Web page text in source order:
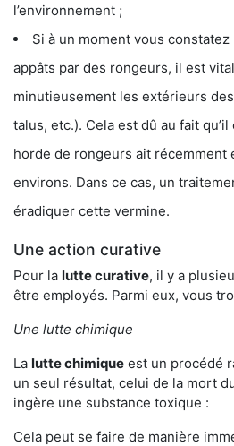
l’environnement ;
Si à un moment vous
appâts par des rongeurs, il est
minutieusement les extérieurs
talus, etc.). Cela est dû au fait qu’il
horde de rongeurs ait récemment
environs. Dans ce cas, un
éradiquer cette vermine.
Une action curative
Pour la lutte curative, il y a
être employés. Parmi eux, vous
Une lutte chimique
La lutte chimique est un procédé
un seul résultat, celui de la mort
ingère une substance toxique :
Cela peut se faire de manière